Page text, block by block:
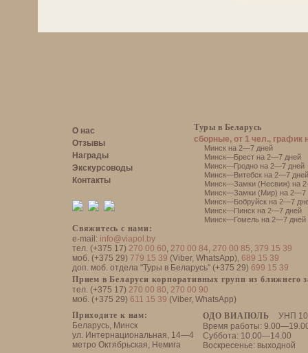
О нас
Отзывы
Награды
Экскурсоводы
Контакты
Свяжитесь с нами:
e-mail: info@viapol.by
тел. (+375 17) 270 00 60, 270 00 84, 270 00 85, 379 15 39
моб. (+375 29) 779 15 39 (Viber, WhatsApp), 689 15 39
доп. моб. отдела "Туры в Беларусь" (+375 29) 699 15 39
Прием в Беларуси корпоративных групп из ближнего
тел. (+375 17) 270 00 80, 270 00 90
моб. (+375 29) 611 15 39 (Viber, WhatsApp)
ОДО ВИАПОЛЬ
УНП
Время работы:
Суббота: 10.00—14.00
Воскресенье: выходной
Приходите к нам:
Беларусь, Минск
ул. Интернациональная, 14—4
метро Октябрьская, Немига
Туры в Беларусь
сборные, от 1 чел., график
Минск на 2—7 дней
Минск—Брест на 2—7 дней
Минск—Гродно на 2—7 дней
Минск—Витебск на 2—7 дней
Минск—Замки (Несвиж) на
Минск—Замки (Мир) на 2—7
Минск—Бобруйск на 2—7
Минск—Пинск на 2—7 дней
Минск—Гомель на 2—7 дней